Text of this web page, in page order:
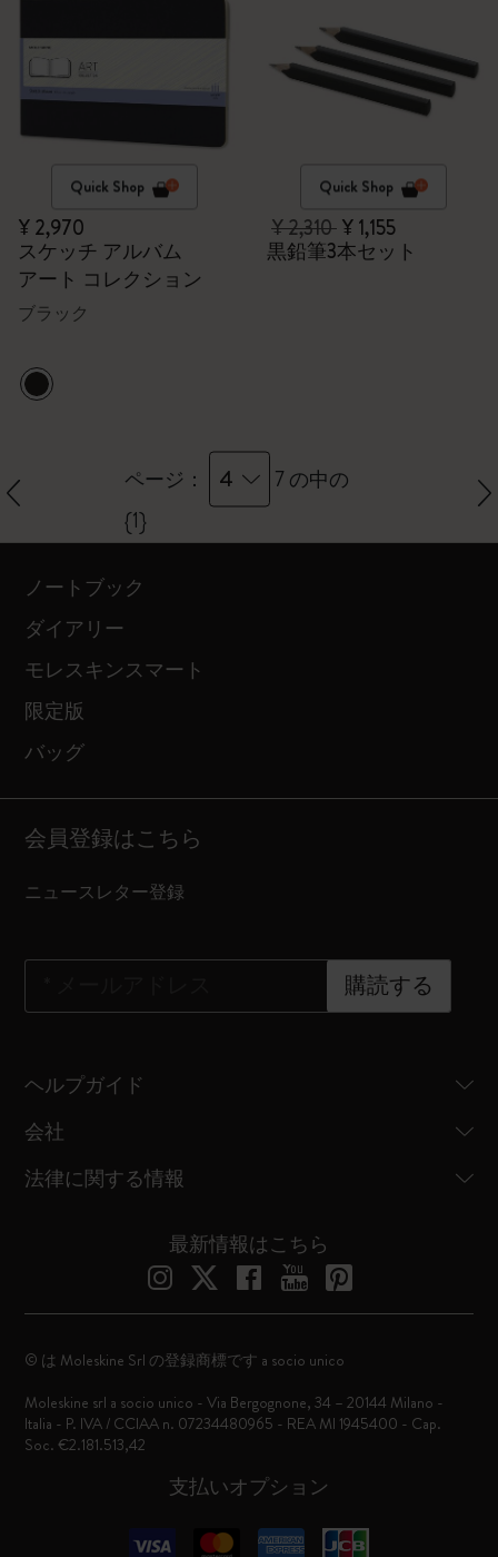
Quick Shop
¥ 2,970
スケッチ アルバム
アート コレクション
ブラック
Quick Shop
¥ 2,310¥ 1,155
黒鉛筆3本セット
ページ： 4
7 の中の
{1}
ノートブック
ダイアリー
モレスキンスマート
限定版
バッグ
会員登録はこちら
ニュースレター登録
購読する
ヘルプガイド
会社
法律に関する情報
最新情報はこちら
支払いオプション
© は Moleskine Srl の登録商標です a socio unico
Moleskine srl a socio unico - Via Bergognone, 34 – 20144 Milano -
Italia - P. IVA / CCIAA n. 07234480965 - REA MI 1945400 - Cap.
Soc. €2.181.513,42